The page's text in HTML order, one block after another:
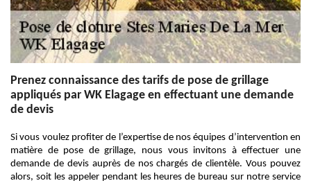
Prenez connaissance des tarifs de pose de grillage
appliqués par WK Elagage en effectuant une demande
de devis
Si vous voulez profiter de l’expertise de nos équipes d’intervention en
matière de pose de grillage, nous vous invitons à effectuer une
demande de devis auprès de nos chargés de clientèle. Vous pouvez
alors, soit les appeler pendant les heures de bureau sur notre service